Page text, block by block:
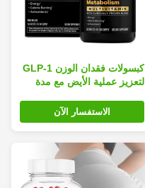
كبسولات فقدان الوزن GLP-1
لتعزيز عملية الأيض مع مدة
لكل زجاجةالاستفسار الآن